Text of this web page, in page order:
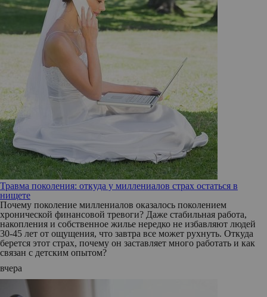
Травма поколения: откуда у миллениалов страх остаться в
нищете
Почему поколение миллениалов оказалось поколением
хронической финансовой тревоги? Даже стабильная работа,
накопления и собственное жилье нередко не избавляют людей
30-45 лет от ощущения, что завтра все может рухнуть. Откуда
берется этот страх, почему он заставляет много работать и как
связан с детским опытом?
вчера